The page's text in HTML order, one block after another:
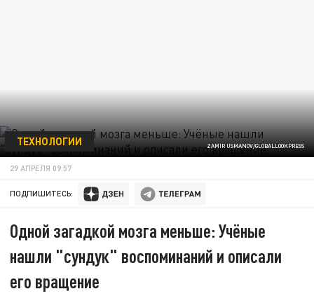
ZAMIR USMANOV/GLOBALLOOKPRESS
ТЕХНОЛОГИИ
29 АПРЕЛЯ 09:57
ПОДПИШИТЕСЬ:
Одной загадкой мозга меньше: Учёные
нашли "сундук" воспоминаний и описали
его вращение